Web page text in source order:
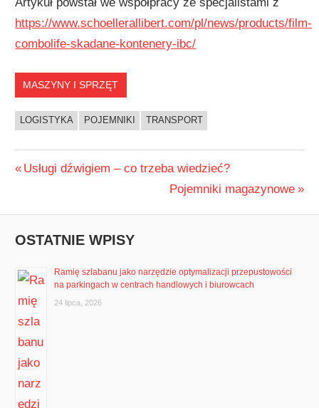
https://www.schoellerallibert.com/pl/news/products/film-
combolife-skadane-kontenery-ibc/
MASZYNY I SPRZĘT
LOGISTYKA POJEMNIKI TRANSPORT
Nawigacja
Previous
Usługi dźwigiem – co trzeba wiedzieć?
Next
Pojemniki magazynowe
OSTATNIE WPISY
Ramię szlabanu jako narzędzie optymalizacji przepustowości
na parkingach w centrach handlowych i biurowcach
24 lipca, 2026